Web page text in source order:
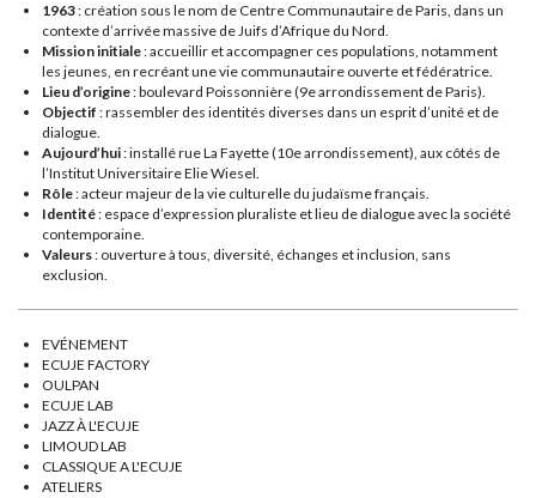
1963: création sous le nom de Centre Communautaire de Paris, dans un
contexte d’arrivée massive de Juifs d’Afrique du Nord.
Mission initiale: accueillir et accompagner ces populations, notamment
les jeunes, en recréant une vie communautaire ouverte et fédératrice.
Lieu d’origine: boulevard Poissonnière (9e arrondissement de Paris).
Objectif : rassembler des identités diverses dans un esprit d’unité et de
dialogue.
Aujourd’hui: installé rue La Fayette (10e arrondissement), aux côtés de
l’Institut Universitaire Elie Wiesel.
Rôle: acteur majeur de la vie culturelle du judaïsme français.
Identité: espace d’expression pluraliste et lieu de dialogue avec la société
contemporaine.
Valeurs: ouverture à tous, diversité, échanges et inclusion, sans
exclusion.
EVÉNEMENT
ECUJE FACTORY
OULPAN
ECUJE LAB
JAZZ À L'ECUJE
LIMOUD LAB
CLASSIQUE A L'ECUJE
ATELIERS